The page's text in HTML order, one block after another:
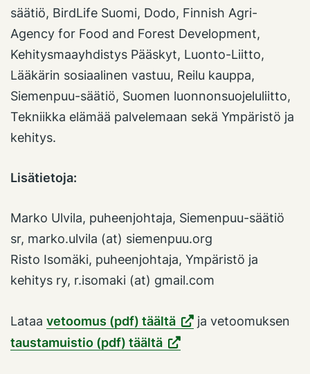
säätiö, BirdLife Suomi, Dodo, Finnish Agri-
Agency for Food and Forest Development,
Kehitysmaayhdistys Pääskyt, Luonto-Liitto,
Lääkärin sosiaalinen vastuu, Reilu kauppa,
Siemenpuu-säätiö, Suomen luonnonsuojeluliitto,
Tekniikka elämää palvelemaan sekä Ympäristö ja
kehitys.
Lisätietoja:
Marko Ulvila, puheenjohtaja, Siemenpuu-säätiö
sr, marko.ulvila (at) siemenpuu.org
Risto Isomäki, puheenjohtaja, Ympäristö ja
kehitys ry, r.isomaki (at) gmail.com
Lataa vetoomus (pdf) täältä
ja vetoomuksen
taustamuistio (pdf) täältä